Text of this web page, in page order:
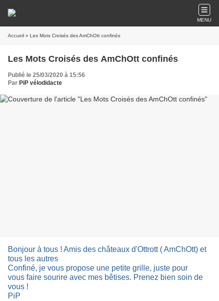
MENU
Accueil » Les Mots Croisés des AmChOtt confinés
Les Mots Croisés des AmChOtt confinés
Publié le 25/03/2020 à 15:56
Par PiP vélodidacte
Bonjour à tous ! Amis des châteaux d'Ottrott ( AmChOtt) et
tous les autres
Confiné, je vous propose une petite grille, juste pour
vous faire sourire avec mes bêtises. Prenez bien soin de
vous !
PiP